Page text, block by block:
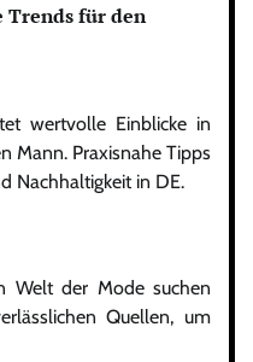
Trends für den
wertvolle Einblicke in
Mann. Praxisnahe Tipps
Nachhaltigkeit in DE.
Welt der Mode suchen
Quellen, um